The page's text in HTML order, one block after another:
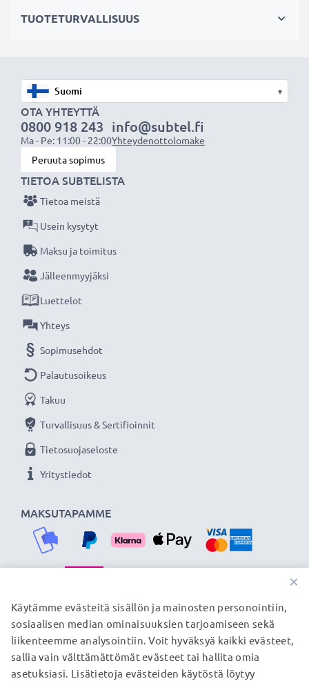
sisäänrakennettu kenno testataan
✔Sertifioitu turvallisuus- suojattu oikosululta,
ylikuumenemiselta ja ylijännitteeltä
Tekniset tiedot:
Tuotemerkki CELLONIC
Kapasiteetti: 700mAh
Jännite: 3.7V
Teknologia : Litiumionit
CELLONIC vara-akku on turvallinen ja edullinen
virtalähde valokuvakameraasi tai videokameraasi.
Olemme vuonna 2004 perustettu kansainvälinen
verkkokauppa, joka tarjoaa laadukkaita tuotteita, ja
siksi tarjoamme 36 kuukauden takuun!
TUOTETURVALLISUUS
▾
OTA YHTEYTTÄ
0800 918 243
Ma - Pe: 11:00 - 22:00
info@subtel.fi
Yhteydenottolomake
Peruuta sopimus
MAKSUTAPAMME
TIETOA SUBTELISTA
Tietoa meistä
Usein kysytyt
Maksu ja toimitus
Jälleenmyyjäksi
Luettelot
Yhteys
Sopimusehdot
Palautusoikeus
Takuu
Turvallisuus & Sertifioinnit
Tietosuojaseloste
Yritystiedot
TOIMITUSKUMPPANIMME
© subtel.fi 2026
Kaikki hinnat sisältävät arvonlisäveron, mutta ei
×
Käytämme evästeitä sisällön ja mainosten personointiin,
sosiaalisen median ominaisuuksien tarjoamiseen sekä
liikenteemme analysointiin. Voit hyväksyä kaikki evästeet,
sallia vain välttämättömät evästeet tai hallita omia
asetuksiasi. Lisätietoja evästeiden käytöstä löytyy